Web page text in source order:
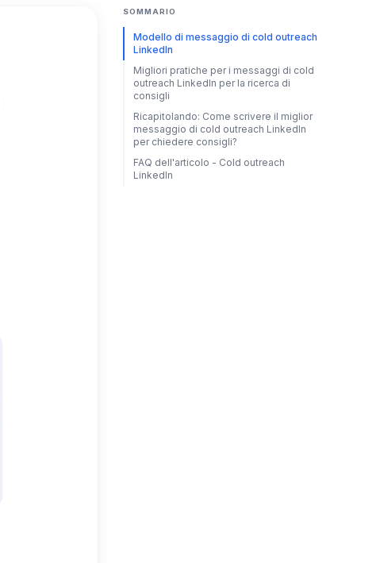
SOMMARIO
Modello di messaggio di cold outreach
LinkedIn​
Migliori pratiche per i messaggi di cold
outreach LinkedIn per la ricerca di
consigli
Ricapitolando: Come scrivere il miglior
messaggio di cold outreach LinkedIn
per chiedere consigli?
FAQ dell'articolo - Cold outreach
LinkedIn​